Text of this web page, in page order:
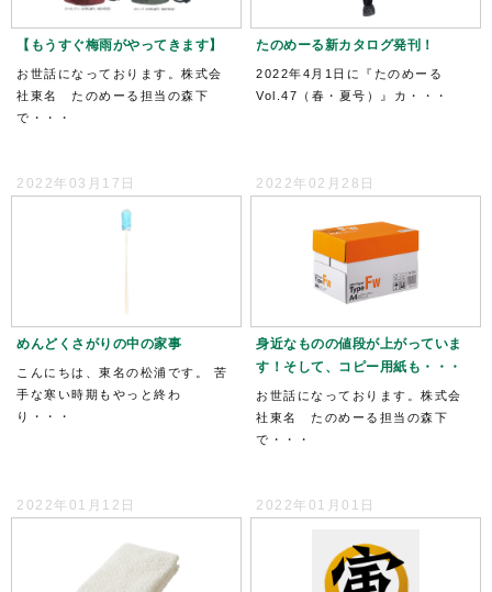
【もうすぐ梅雨がやってきます】
お世話になっております。株式会
社東名 たのめーる担当の森下
で・・・
たのめーる新カタログ発刊！
2022年4月1日に『たのめーる
Vol.47（春・夏号）』カ・・・
2022年03月17日
めんどくさがりの中の家事
こんにちは、東名の松浦です。 苦
手な寒い時期もやっと終わ
り・・・
2022年02月28日
身近なものの値段が上がっていま
す！そして、コピー用紙も・・・
お世話になっております。株式会
社東名 たのめーる担当の森下
で・・・
2022年01月12日 2022年01月01日